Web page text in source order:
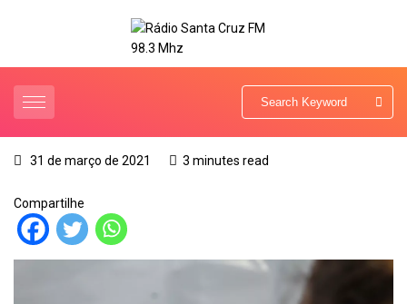
31 de março de 2021 3 minutes read
Compartilhe